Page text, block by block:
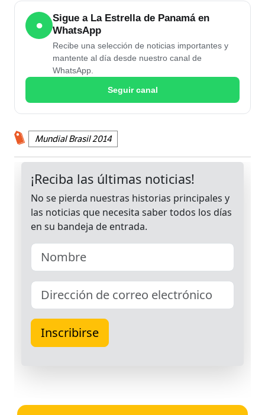
●
Sigue a La Estrella de Panamá en
WhatsApp
Recibe una selección de noticias importantes y
mantente al día desde nuestro canal de
WhatsApp.
Seguir canal
Mundial Brasil 2014